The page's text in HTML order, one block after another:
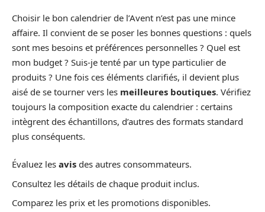
Choisir le bon calendrier de l’Avent n’est pas une mince
affaire. Il convient de se poser les bonnes questions : quels
sont mes besoins et préférences personnelles ? Quel est
mon budget ? Suis-je tenté par un type particulier de
produits ? Une fois ces éléments clarifiés, il devient plus
aisé de se tourner vers les meilleures boutiques. Vérifiez
toujours la composition exacte du calendrier : certains
intègrent des échantillons, d’autres des formats standard
plus conséquents.
Évaluez les avis des autres consommateurs.
Consultez les détails de chaque produit inclus.
Comparez les prix et les promotions disponibles.